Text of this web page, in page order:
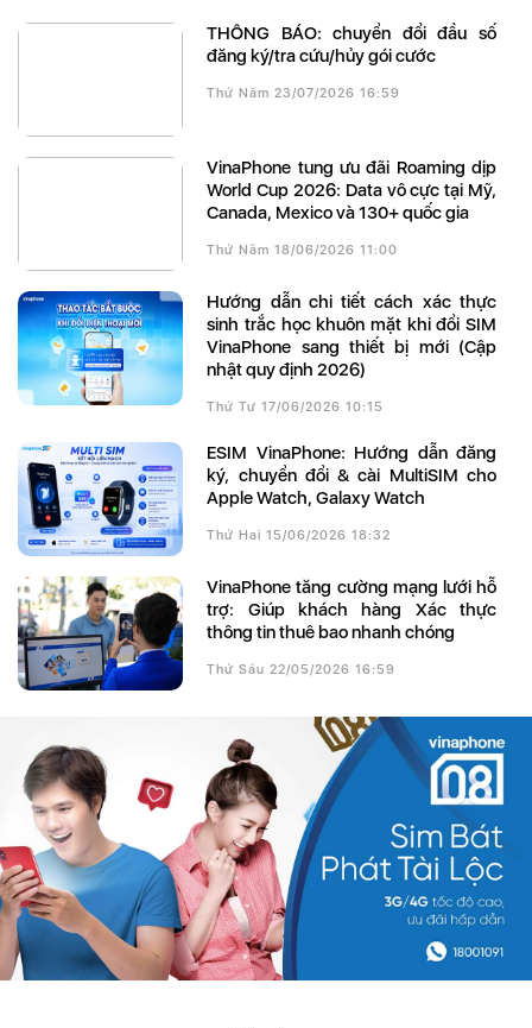
THÔNG BÁO: chuyển đổi đầu số
đăng ký/tra cứu/hủy gói cước
Thứ Năm 23/07/2026 16:59
VinaPhone tung ưu đãi Roaming dịp
World Cup 2026: Data vô cực tại Mỹ,
Canada, Mexico và 130+ quốc gia
Thứ Năm 18/06/2026 11:00
Hướng dẫn chi tiết cách xác thực
sinh trắc học khuôn mặt khi đổi SIM
VinaPhone sang thiết bị mới (Cập
nhật quy định 2026)
Thứ Tư 17/06/2026 10:15
eSIM VinaPhone: Hướng dẫn đăng
ký, chuyển đổi & cài MultiSIM cho
Apple Watch, Galaxy Watch
Thứ Hai 15/06/2026 18:32
VinaPhone tăng cường mạng lưới hỗ
trợ: Giúp khách hàng Xác thực
thông tin thuê bao nhanh chóng
Thứ Sáu 22/05/2026 16:59